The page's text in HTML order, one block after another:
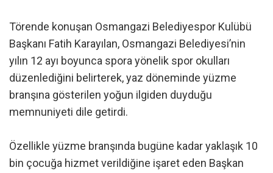
Törende konuşan Osmangazi Belediyespor Kulübü
Başkanı Fatih Karayılan, Osmangazi Belediyesi’nin
yılın 12 ayı boyunca spora yönelik spor okulları
düzenlediğini belirterek, yaz döneminde yüzme
branşına gösterilen yoğun ilgiden duyduğu
memnuniyeti dile getirdi.
Özellikle yüzme branşında bugüne kadar yaklaşık 10
bin çocuğa hizmet verildiğine işaret eden Başkan